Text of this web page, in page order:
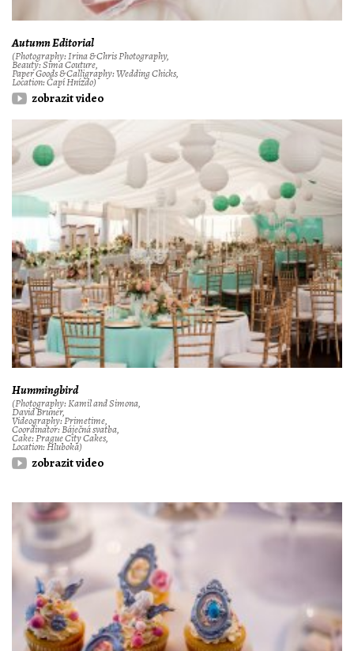
Autumn Editorial
(Photography: Irina & Chris Photography,
Beauty: Sima Couture,
Paper Goods & Calligraphy: Wedding Chicks,
Location: Čapí Hnízdo)
zobrazit video
Hummingbird
(Photography: Kamil and Simona,
David Bruner,
Videography: Primetime,
Coordinator: Báječná svatba,
Cake: Prague City Cakes,
Location: Hluboká)
zobrazit video